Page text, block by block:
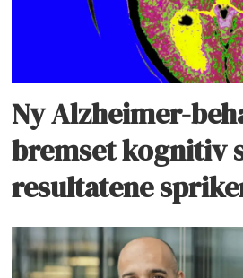
Ny Alzheimer-
bremset kognitiv
resultatene